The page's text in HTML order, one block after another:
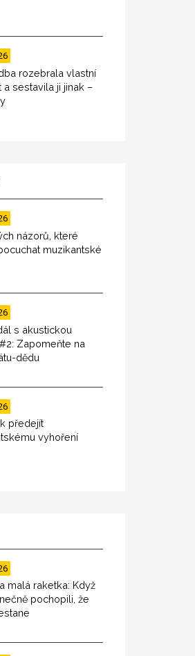
rozebrala vlastní
a sestavila ji jinak –
názorů, které
muzikantské
s akustickou
Zapomeňte na
dědu
předejít
vyhoření
malá raketka: Když
pochopili, že